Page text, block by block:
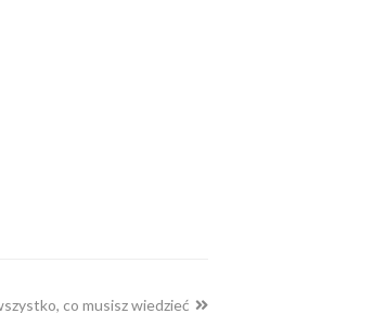
co musisz wiedzieć